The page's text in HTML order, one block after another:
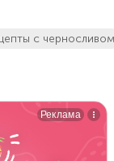
с черносливом